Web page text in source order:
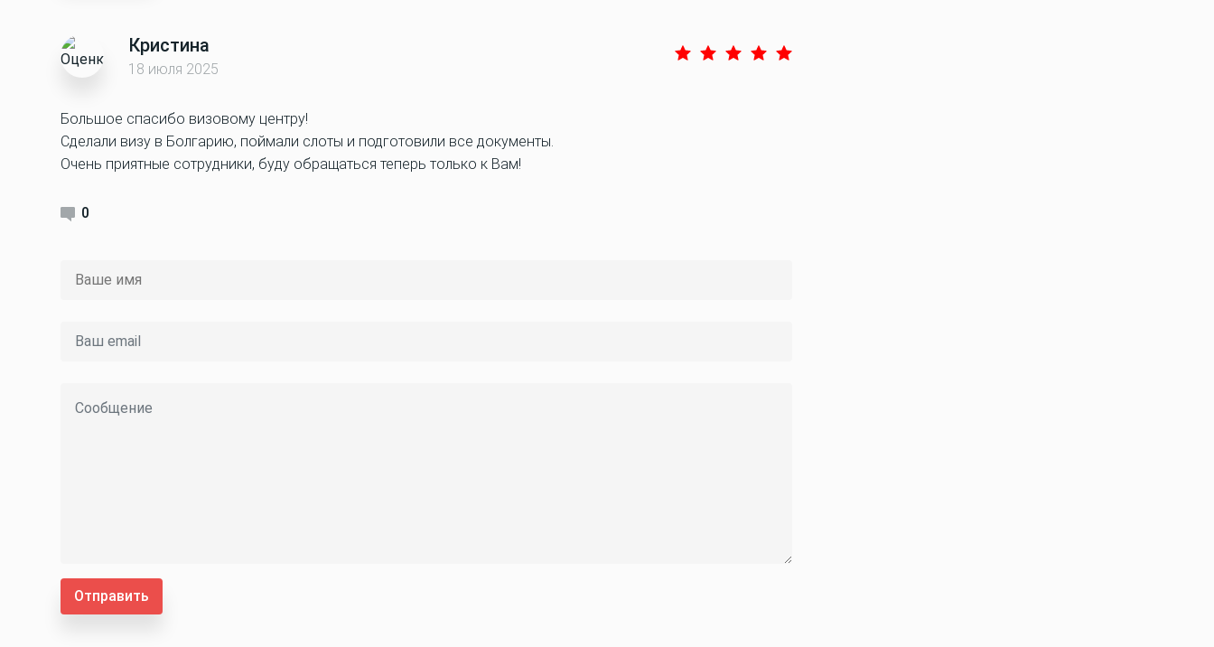
Кристина
18 июля 2025
Большое спасибо визовому центру!
Сделали визу в Болгарию, поймали слоты и подготовили все документы.
Очень приятные сотрудники, буду обращаться теперь только к Вам!
0
Отправить